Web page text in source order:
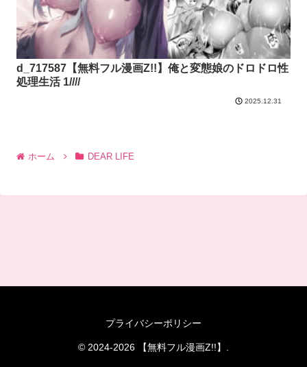
d_717587【無料フル漫画Z!!】俺と変態娘のドロドロ性
処理生活 1////
2025.12.31
ホーム DEAR LIFE
プライバシーポリシー
© 2024-2026 【無料フル漫画Z!!】.